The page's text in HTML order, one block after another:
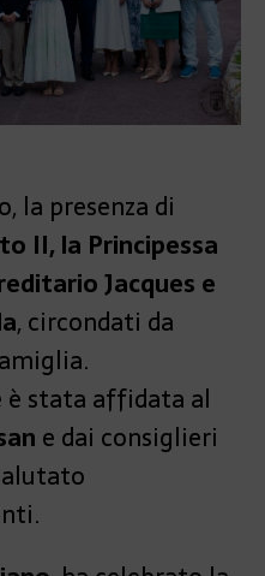
la presenza di
II, la Principessa
Jacques e
, circondati da
è stata affidata al
e dai consiglieri